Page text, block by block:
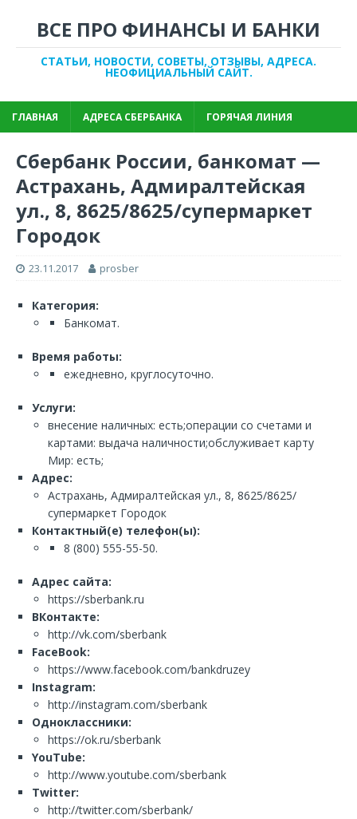
ВСЕ ПРО ФИНАНСЫ И БАНКИ
СТАТЬИ, НОВОСТИ, СОВЕТЫ, ОТЗЫВЫ, АДРЕСА.
НЕОФИЦИАЛЬНЫЙ САЙТ.
ГЛАВНАЯ АДРЕСА СБЕРБАНКА ГОРЯЧАЯ ЛИНИЯ
Сбербанк России, банкомат —
Астрахань, Адмиралтейская
ул., 8, 8625/8625/супермаркет
Городок
23.11.2017 prosber
Категория:
Банкомат.
Время работы:
ежедневно, круглосуточно.
Услуги:
внесение наличных: есть;операции со счетами и
картами: выдача наличности;обслуживает карту
Мир: есть;
Адрес:
Астрахань, Адмиралтейская ул., 8, 8625/8625/
супермаркет Городок
Контактный(е) телефон(ы):
8 (800) 555-55-50.
Адрес сайта:
https://sberbank.ru
ВКонтакте:
http://vk.com/sberbank
FaceBook:
https://www.facebook.com/bankdruzey
Instagram:
http://instagram.com/sberbank
Одноклассники:
https://ok.ru/sberbank
YouTube:
http://www.youtube.com/sberbank
Twitter:
http://twitter.com/sberbank/